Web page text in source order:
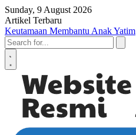
Skip to content
Sunday, 9 August 2026
Artikel Terbaru
Keutamaan Membantu Anak Yatim